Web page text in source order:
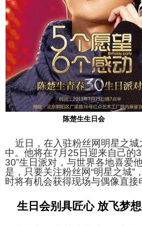
陈楚生生日会
近日，在入驻粉丝网明星之城
中。他将在7月25日迎来自己的
30”生日派对，与世界各地喜爱
是，只要关注粉丝网“明星之城
时将有机会获得现场与偶像直
生日会别具匠心 放飞梦